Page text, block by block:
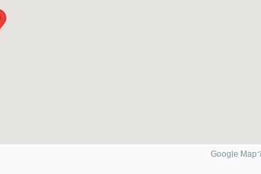
Google Map